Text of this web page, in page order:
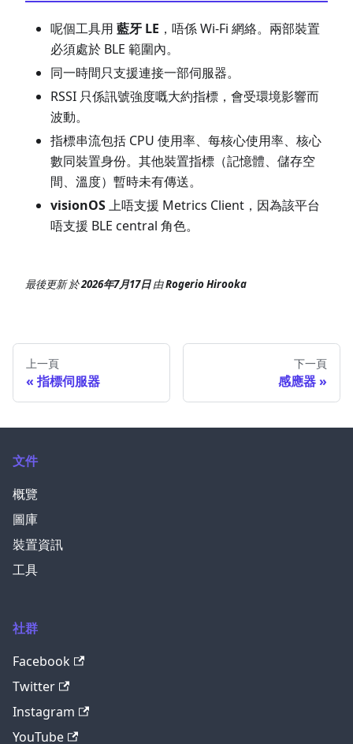
呢個工具用 藍牙 LE ，唔係 Wi-Fi 網絡。兩部裝置
必須處於 BLE 範圍內。
同一時間只支援連接一部伺服器。
RSSI 只係訊號強度嘅大約指標，會受環境影響而
波動。
指標串流包括 CPU 使用率、每核心使用率、核心
數同裝置身份。其他裝置指標（記憶體、儲存空
間、溫度）暫時未有傳送。
visionOS上唔支援 Metrics Client，因為該平台
唔支援 BLE central 角色。
最後更新於2026年7月17日由Rogerio Hirooka
上一頁
指標伺服器
下一頁
感應器
文件
概覽
圖庫
裝置資訊
工具
社群
Facebook
Twitter
Instagram
YouTube